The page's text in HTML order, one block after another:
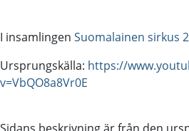
I insamlingen Suomalainen sirkus
Ursprungskälla: https://
v=VbQO8a8Vr0E